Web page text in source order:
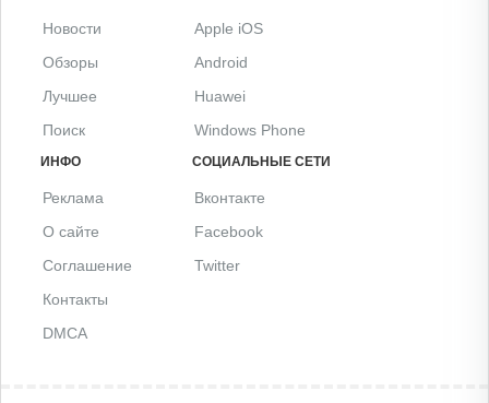
Новости
Обзоры
Лучшее
Поиск
Apple iOS
Android
Huawei
Windows Phone
ИНФО
Реклама
О сайте
Соглашение
Контакты
DMCA
СОЦИАЛЬНЫЕ СЕТИ
Вконтакте
Facebook
Twitter